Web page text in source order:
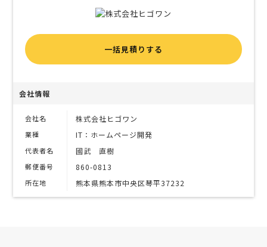
一括見積りする
会社情報
会社名 株式会社ヒゴワン
業種 IT：ホームページ開発
代表者名 國武 直樹
郵便番号 860-0813
所在地 熊本県熊本市中央区琴平37232